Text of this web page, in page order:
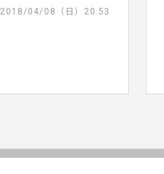
2018/04/08（日）20:53